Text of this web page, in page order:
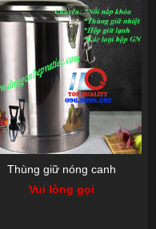
Thùng giữ nóng canh
Vui lòng gọi